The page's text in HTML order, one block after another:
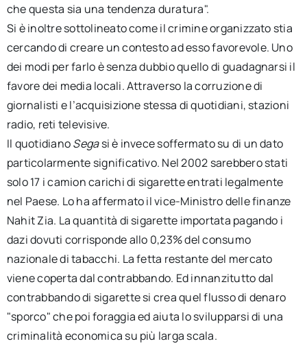
che questa sia una tendenza duratura".
Si è inoltre sottolineato come il crimine organizzato stia
cercando di creare un contesto ad esso favorevole. Uno
dei modi per farlo è senza dubbio quello di guadagnarsi il
favore dei media locali. Attraverso la corruzione di
giornalisti e l’acquisizione stessa di quotidiani, stazioni
radio, reti televisive.
Il quotidianoSegasi è invece soffermato su di un dato
particolarmente significativo. Nel 2002 sarebbero stati
solo 17 i camion carichi di sigarette entrati legalmente
nel Paese. Lo ha affermato il vice-Ministro delle finanze
Nahit Zia. La quantità di sigarette importata pagando i
dazi dovuti corrisponde allo 0,23% del consumo
nazionale di tabacchi. La fetta restante del mercato
viene coperta dal contrabbando. Ed innanzitutto dal
contrabbando di sigarette si crea quel flusso di denaro
"sporco" che poi foraggia ed aiuta lo svilupparsi di una
criminalità economica su più larga scala.